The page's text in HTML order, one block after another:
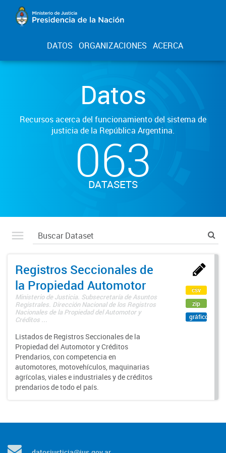
DATOS ORGANIZACIONES ACERCA
Datos
Recursos acerca del funcionamiento del sistema de
justicia de la República Argentina.
063
DATASETS
Registros Seccionales de
la Propiedad Automotor
Ministerio de Justicia. Subsecretaría de Asuntos
Registrales. Dirección Nacional de los Registros
Nacionales de la Propiedad del Automotor y
Créditos ...
Listados de Registros Seccionales de la
Propiedad del Automotor y Créditos
Prendarios, con competencia en
automotores, motovehículos, maquinarias
agrícolas, viales e industriales y de créditos
prendarios de todo el país.
csv
zip
gráfico